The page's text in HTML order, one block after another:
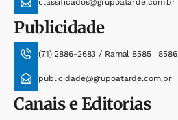
classificados@grupoatarde.com.br
Publicidade
(71) 2886-2683 / Ramal 8585 | 8586
publicidade@grupoatarde.com.br
Canais e Editorias